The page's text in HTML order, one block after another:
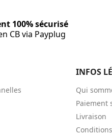
100% sécurisé
CB via Payplug
INFOS
Qui
Paiement
Livraison